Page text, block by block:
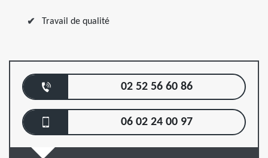
Travail de qualité
02 52 56 60 86
06 02 24 00 97